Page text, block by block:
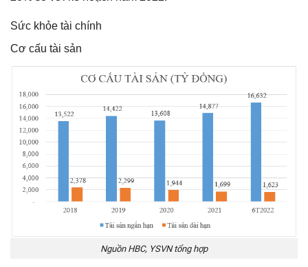
Sức khỏe tài chính
Cơ cấu tài sản
Nguồn HBC, YSVN tổng hợp